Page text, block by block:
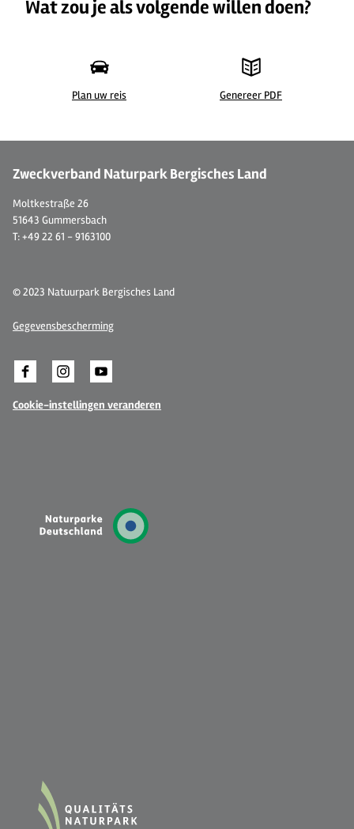
Wat zou je als volgende willen doen?
Plan uw reis Genereer PDF
Zweckverband Naturpark Bergisches Land
Moltkestraße 26
51643 Gummersbach
T: +49 22 61 - 9163100
© 2023 Natuurpark Bergisches Land
Gegevensbescherming
Cookie-instellingen veranderen